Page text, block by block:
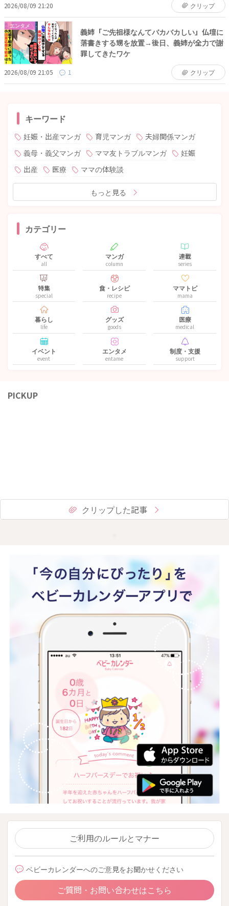
2026/08/09 21:20 クリップ
エンタメ
義姉「ご先祖様なんてバカバカしい」仏壇に
落書きする甥を放置→後日、義姉が全力で謝
罪してきたワケ
2026/08/09 21:05 1 クリップ
キーワード
妊娠・出産マンガ 育児マンガ
夫婦関係マンガ
義母・義父マンガ
ママ友トラブルマンガ
妊娠
出産
医療 ママの体験談
もっと見る
カテゴリー
すべて
all
マンガ
column
連載
series
特集
special
食・レシピ
recipe
ママトピ
mama
暮らし
life
グッズ
goods
医療
medical
イベント
event
エンタメ
entame
制度・支援
support
PICKUP
クリップした記事
ご利用のルールとマナー
ベビーカレンダーへのご意見をお聞かせください
ご質問・お問い合わせはこちら